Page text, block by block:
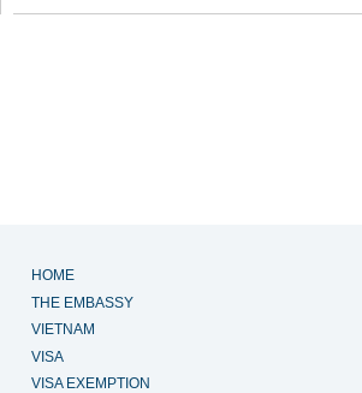
HOME
THE EMBASSY
VIETNAM
VISA
VISA EXEMPTION